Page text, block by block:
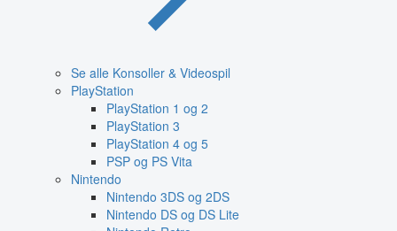
Se alle Konsoller & Videospil
PlayStation
PlayStation 1 og 2
PlayStation 3
PlayStation 4 og 5
PSP og PS Vita
Nintendo
Nintendo 3DS og 2DS
Nintendo DS og DS Lite